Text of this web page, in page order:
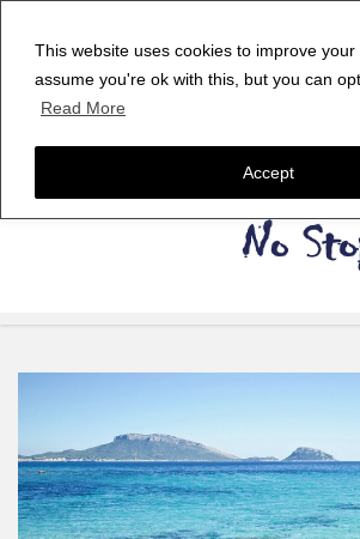
This website uses cookies to improve
assume you're ok with this, but you can
Read More
Accept